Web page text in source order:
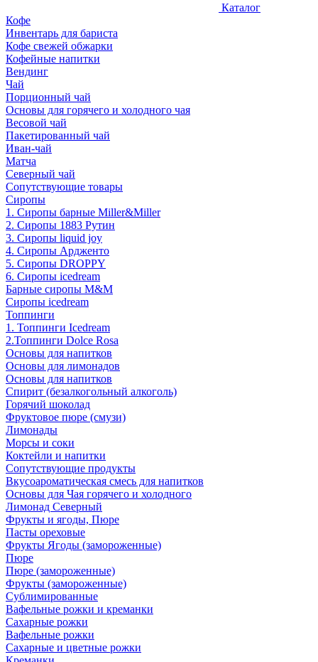
Каталог
Кофе
Инвентарь для бариста
Кофе свежей обжарки
Кофейные напитки
Вендинг
Чай
Порционный чай
Основы для горячего и холодного чая
Весовой чай
Пакетированный чай
Иван-чай
Матча
Северный чай
Сопутствующие товары
Сиропы
1. Сиропы барные Miller&Miller
2. Сиропы 1883 Рутин
3. Cиропы liquid joy
4. Cиропы Ардженто
5. Сиропы DROPPY
6. Сиропы icedream
Барные сиропы M&M
Сиропы icedream
Топпинги
1. Топпинги Icedream
2.Топпинги Dolce Rosa
Основы для напитков
Основы для лимонадов
Основы для напитков
Спирит (безалкогольный алкоголь)
Горячий шоколад
Фруктовое пюре (смузи)
Лимонады
Морсы и соки
Коктейли и напитки
Сопутствующие продукты
Вкусоароматическая смесь для напитков
Основы для Чая горячего и холодного
Лимонад Северный
Фрукты и ягоды, Пюре
Пасты ореховые
Фрукты Ягоды (замороженные)
Пюре
Пюре (замороженные)
Фрукты (замороженные)
Сублимированные
Вафельные рожки и креманки
Сахарные рожки
Вафельные рожки
Сахарные и цветные рожки